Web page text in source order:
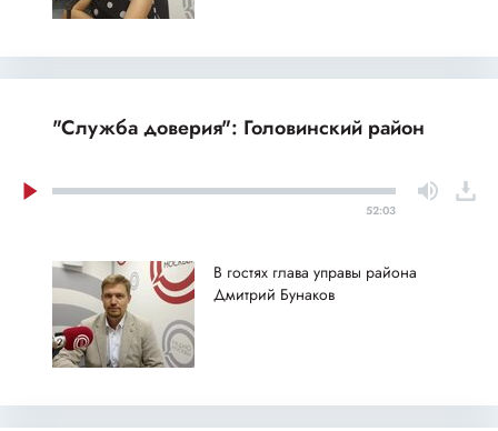
"Служба доверия": Головинский район
52:03
В гостях глава управы района
Дмитрий Бунаков